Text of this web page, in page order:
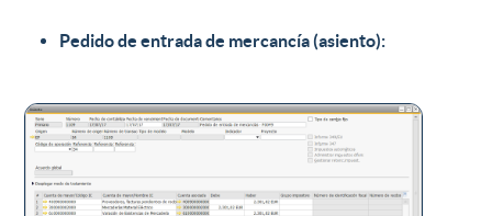
Pedido de entrada de mercancía (asiento):